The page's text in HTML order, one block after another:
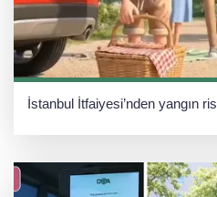
İstanbul İtfaiyesi’nden yangın